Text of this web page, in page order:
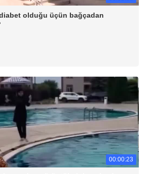
olduğu üçün bağçadan
00:00:23